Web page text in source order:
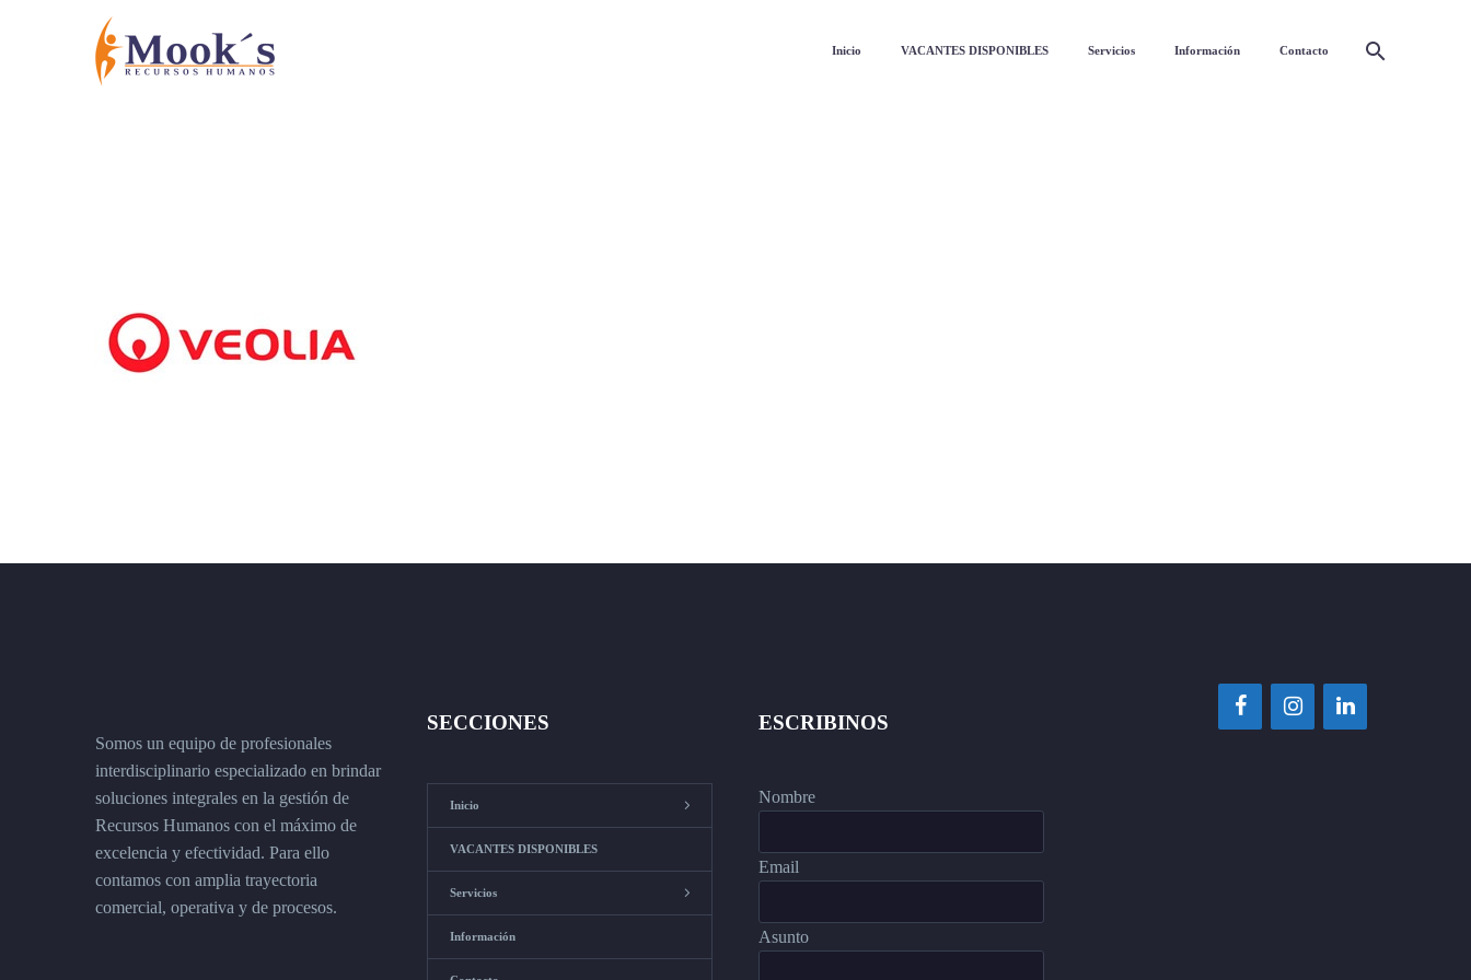
Inicio VACANTES DISPONIBLES Servicios Información Contacto
Somos un equipo de profesionales
interdisciplinario especializado en brindar
soluciones integrales en la gestión de
Recursos Humanos con el máximo de
excelencia y efectividad. Para ello
contamos con amplia trayectoria
comercial, operativa y de procesos.
SECCIONES
Inicio
VACANTES DISPONIBLES
Servicios
Información
ESCRIBINOS
Nombre
Email
Asunto